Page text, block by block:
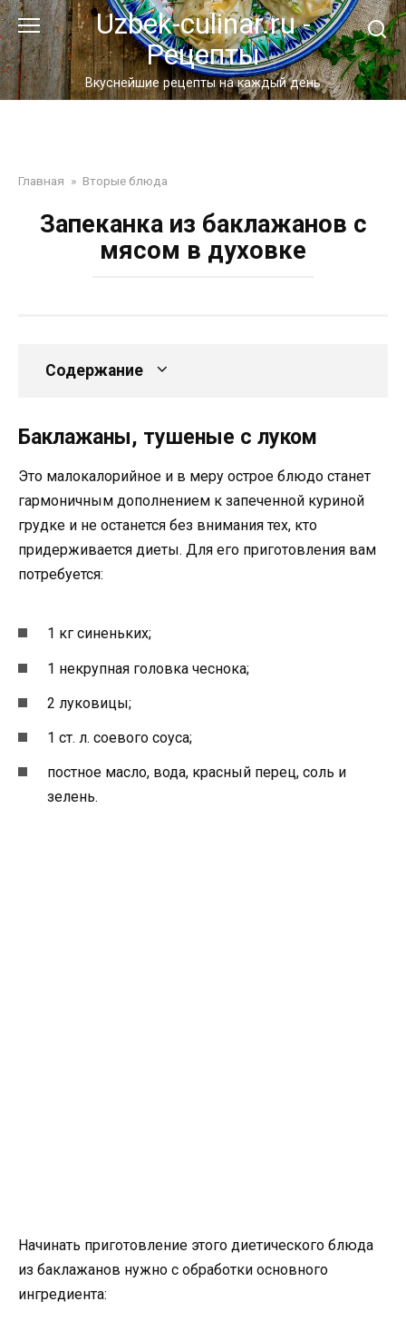
Перейти
к
контенту
Uzbek-culinar.ru -
Рецепты
Вкуснейшие рецепты на каждый день
Главная » Вторые блюда
Запеканка из баклажанов с
мясом в духовке
Содержание
Баклажаны, тушеные с луком
Это малокалорийное и в меру острое блюдо станет
гармоничным дополнением к запеченной куриной
грудке и не останется без внимания тех, кто
придерживается диеты. Для его приготовления вам
потребуется:
1 кг синеньких;
1 некрупная головка чеснока;
2 луковицы;
1 ст. л. соевого соуса;
постное масло, вода, красный перец, соль и
зелень.
Начинать приготовление этого диетического блюда
из баклажанов нужно с обработки основного
ингредиента: